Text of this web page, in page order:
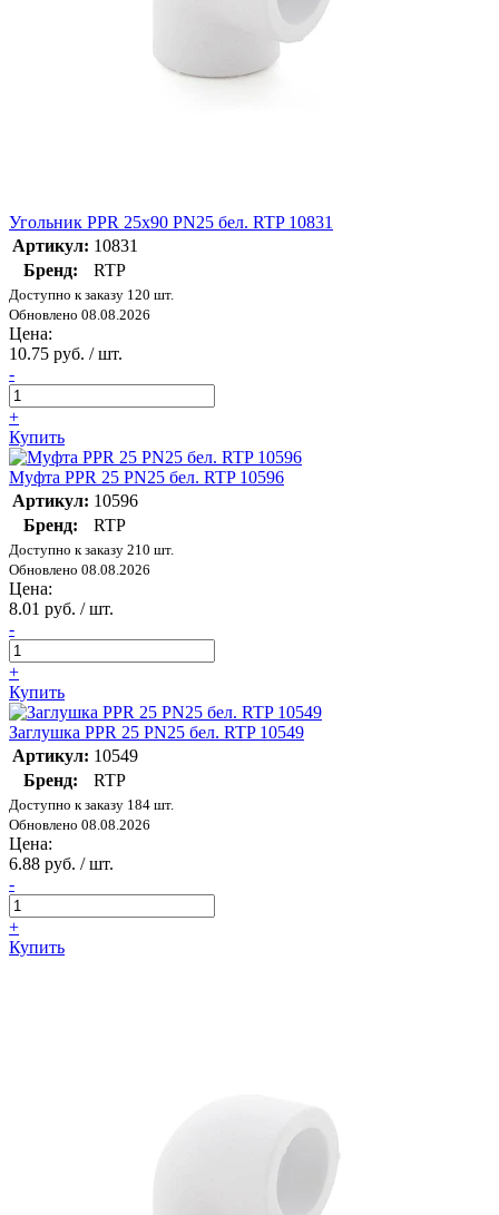
Угольник PPR 25х90 PN25 бел. RTP 10831
Артикул: 10831
Бренд:
RTP
Доступно к заказу 120 шт.
Обновлено 08.08.2026
Цена:
10.75 руб. / шт.
-
+
Купить
Муфта PPR 25 PN25 бел. RTP 10596
Артикул: 10596
Бренд:
RTP
Доступно к заказу 210 шт.
Обновлено 08.08.2026
Цена:
8.01 руб. / шт.
-
+
Купить
Заглушка PPR 25 PN25 бел. RTP 10549
Артикул: 10549
Бренд:
RTP
Доступно к заказу 184 шт.
Обновлено 08.08.2026
Цена:
6.88 руб. / шт.
-
+
Купить